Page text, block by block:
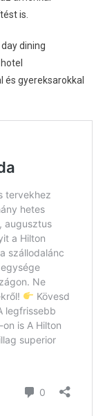
is.
dining
gyereksarokkal